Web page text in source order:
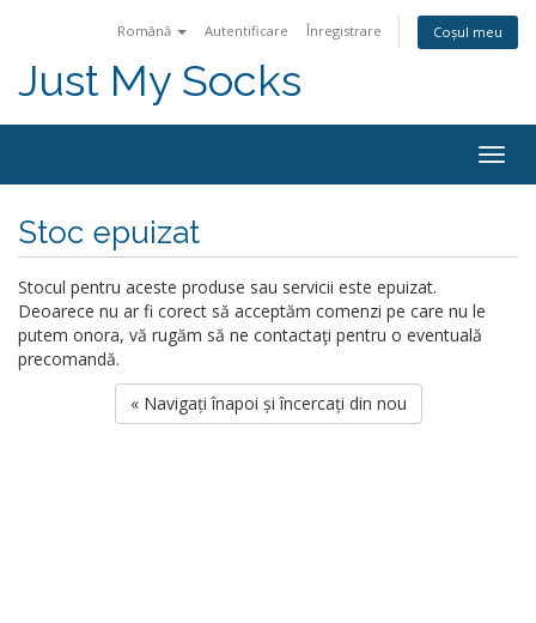
Română Autentificare Înregistrare Coșul meu
Just My Socks
Stoc epuizat
Stocul pentru aceste produse sau servicii este epuizat.
Deoarece nu ar fi corect să acceptăm comenzi pe care nu le
putem onora, vă rugăm să ne contactaţi pentru o eventuală
precomandă.
« Navigați înapoi și încercați din nou